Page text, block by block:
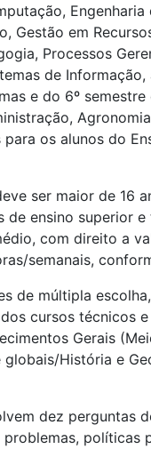
Gestão em
Processos
de
e do 6º
para os alunos do
ser maior de 16
ensino superior
com direito a
semanais,
de múltipla
cursos técnicos
Gerais
História e
dez perguntas